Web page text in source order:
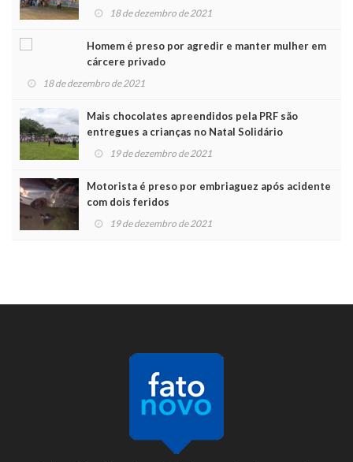
Noel 18 de dezembro de 2021
Homem é preso por agredir e manter mulher em
cárcere privado
18 de dezembro de 2021
Mais chocolates apreendidos pela PRF são
entregues a crianças no Natal Solidário
19 de dezembro de 2021
Motorista é preso por embriaguez após acidente
com dois feridos
19 de dezembro de 2021